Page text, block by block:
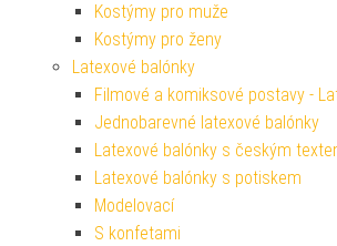
Kostýmy pro muže
Kostýmy pro ženy
Latexové balónky
Filmové a komiksové postavy -
Jednobarevné latexové balónky
Latexové balónky s českým
Latexové balónky s potiskem
Modelovací
S konfetami